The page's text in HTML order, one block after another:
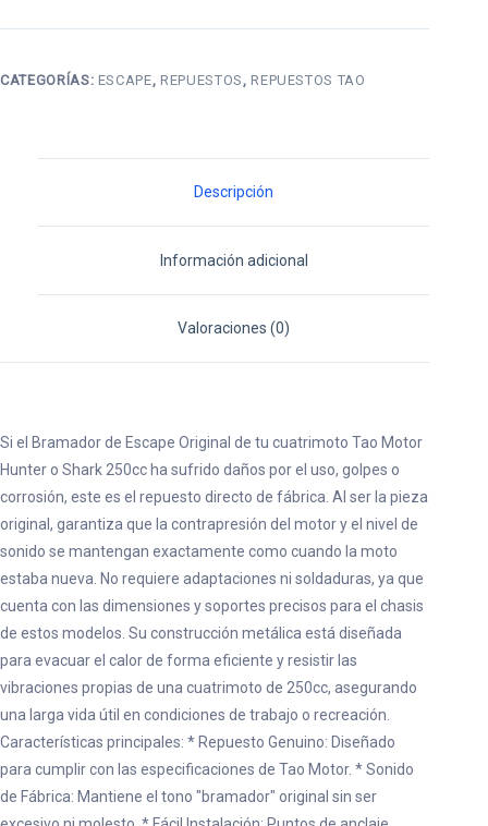
shark
CATEGORÍAS: ESCAPE, REPUESTOS , REPUESTOS TAO
Descripción
Información adicional
Valoraciones (0)
Si el Bramador de Escape Original de tu cuatrimoto Tao Motor
Hunter o Shark 250cc ha sufrido daños por el uso, golpes o
corrosión, este es el repuesto directo de fábrica. Al ser la pieza
original, garantiza que la contrapresión del motor y el nivel de
sonido se mantengan exactamente como cuando la moto
estaba nueva. No requiere adaptaciones ni soldaduras, ya que
cuenta con las dimensiones y soportes precisos para el chasis
de estos modelos. Su construcción metálica está diseñada
para evacuar el calor de forma eficiente y resistir las
vibraciones propias de una cuatrimoto de 250cc, asegurando
una larga vida útil en condiciones de trabajo o recreación.
Características principales: * Repuesto Genuino: Diseñado
para cumplir con las especificaciones de Tao Motor. * Sonido
de Fábrica: Mantiene el tono "bramador" original sin ser